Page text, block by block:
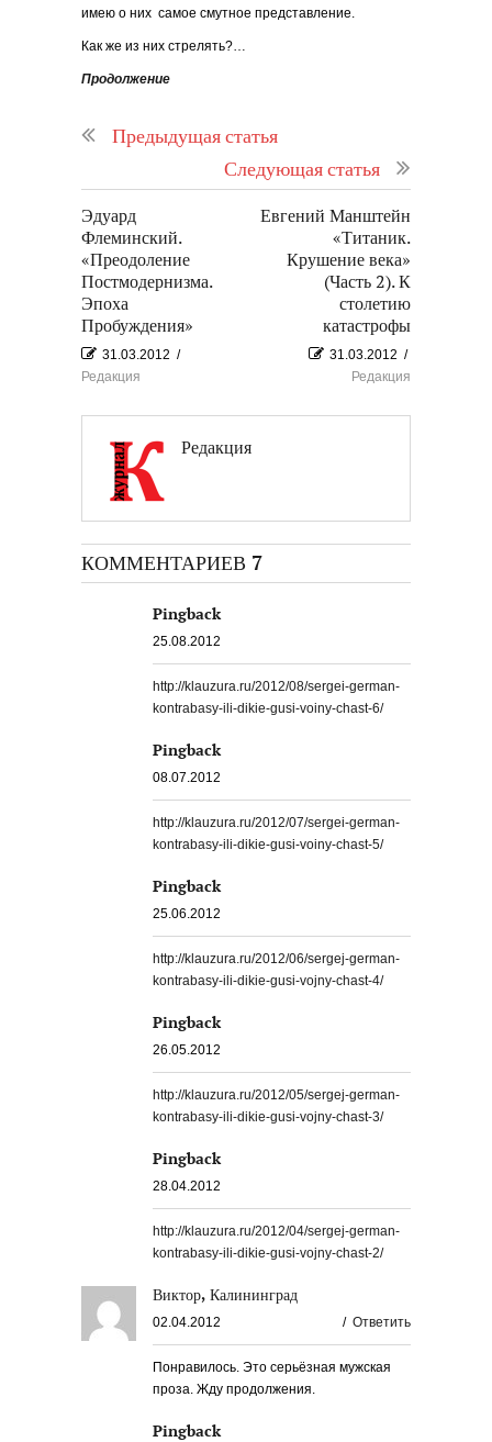
имею о них самое смутное представление.
Как же из них стрелять?…
Продолжение
Предыдущая статья
Следующая статья
Эдуард
Флеминский.
«Преодоление
Постмодернизма.
Эпоха
Пробуждения»
31.03.2012 /
Редакция
Евгений Манштейн
«Титаник.
Крушение века»
(Часть 2). К
столетию
катастрофы
31.03.2012 /
Редакция
Редакция
КОММЕНТАРИЕВ 7
Pingback
25.08.2012
http://klauzura.ru/2012/08/sergei-german-
kontrabasy-ili-dikie-gusi-voiny-chast-6/
Pingback
08.07.2012
http://klauzura.ru/2012/07/sergei-german-
kontrabasy-ili-dikie-gusi-voiny-chast-5/
Pingback
25.06.2012
http://klauzura.ru/2012/06/sergej-german-
kontrabasy-ili-dikie-gusi-vojny-chast-4/
Pingback
26.05.2012
http://klauzura.ru/2012/05/sergej-german-
kontrabasy-ili-dikie-gusi-vojny-chast-3/
Pingback
28.04.2012
http://klauzura.ru/2012/04/sergej-german-
kontrabasy-ili-dikie-gusi-vojny-chast-2/
Виктор, Калининград
02.04.2012 / Ответить
Понравилось. Это серьёзная мужская
проза. Жду продолжения.
Pingback